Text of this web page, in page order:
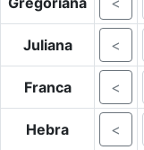
Juliana <
Franca <
Hebra <